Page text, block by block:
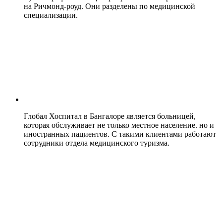
на Ричмонд-роуд. Они разделены по медицинской
специализации.
Глобал Хоспитал в Бангалоре является больницей,
которая обслуживает не только местное население. но и
иностранных пациентов. С такими клиентами работают
сотрудники отдела медицинского туризма.